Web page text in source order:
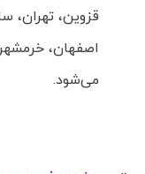
قزوین، تهران،
اصفهان،
می‌شود.